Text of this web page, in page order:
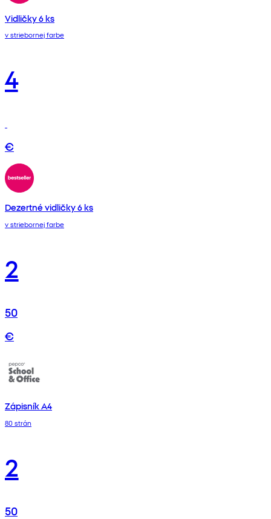
Vidličky 6 ks
v striebornej farbe
4
€
Dezertné vidličky 6 ks
v striebornej farbe
2
50
€
Zápisník A4
80 strán
2
50